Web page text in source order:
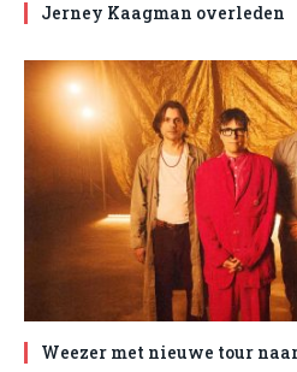
Jerney Kaagman overleden
Weezer met nieuwe tour